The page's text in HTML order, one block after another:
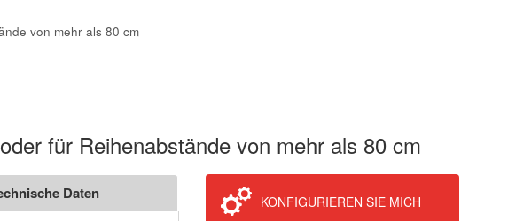
von mehr als 80 cm
für Reihenabstände von mehr als 80 cm
Daten KONFIGURIEREN SIE MICH